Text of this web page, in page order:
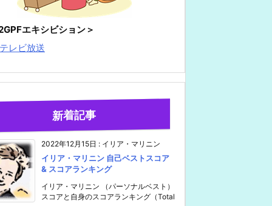
エキシビション＞
レビ放送
新着記事
2022年12月15日 : イリア・マリニン
イリア・マリニン 自己ベストスコア
& スコアランキング
イリア・マリニン （パーソナルベスト）
スコアと自身のスコアランキング（Total